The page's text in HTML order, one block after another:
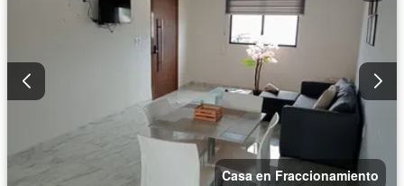
Casa en Fraccionamiento